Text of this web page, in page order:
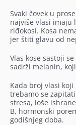
Svaki čovek u
najviše vlasi imaju
riđokosi. Kosa
jer štiti glavu od
Vlas kose sastoji
sadrži melanin,
Kada broj vlasi
trebamo se
stresa, loše
B, hormonski
godišnjeg doba.